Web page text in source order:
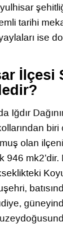
tarihi
ise
İlçesi
Iğdır
olan
946